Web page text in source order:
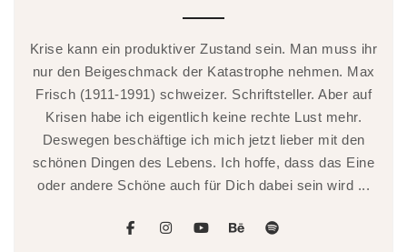
Krise kann ein produktiver Zustand sein. Man muss ihr
nur den Beigeschmack der Katastrophe nehmen. Max
Frisch (1911-1991) schweizer. Schriftsteller. Aber auf
Krisen habe ich eigentlich keine rechte Lust mehr.
Deswegen beschäftige ich mich jetzt lieber mit den
schönen Dingen des Lebens. Ich hoffe, dass das Eine
oder andere Schöne auch für Dich dabei sein wird ...